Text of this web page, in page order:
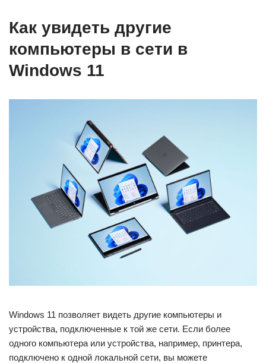
Как увидеть другие
компьютеры в сети в
Windows 11
Windows 11 позволяет видеть другие компьютеры и
устройства, подключенные к той же сети. Если более
одного компьютера или устройства, например, принтера,
подключено к одной локальной сети, вы можете